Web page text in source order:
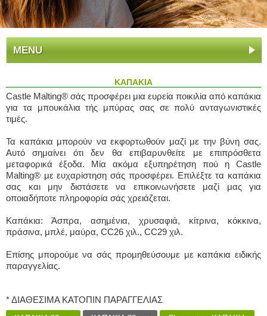
MENU
ΚΑΠΑΚΙΑ
Castle Malting® σάς προσφέρει μια ευρεία ποικιλία από καπάκια
για τα μπουκάλια τής μπύρας σας σε πολύ ανταγωνιστικές
τιμές.
Τα καπάκια μπορούν να εκφορτωθούν μαζί με την βύνη σας.
Αυτό σημαίνει ότι δεν θα επιβαρυνθείτε με επιπρόσθετα
μεταφορικά έξοδα. Μία ακόμα εξυπηρέτηση πού η Castle
Malting® με ευχαρίστηση σάς προσφέρει. Επιλέξτε τα καπάκια
σας και μην διστάσετε να επικοινωνήσετε μαζί μας για
οποιαδήποτε πληροφορία σάς χρειάζεται.
Καπάκια: Άσπρα, ασημένια, χρυσαφιά, κίτρινα, κόκκινα,
πράσινα, μπλέ, μαύρα, CC26 χιλ., CC29 χιλ.
Επίσης μπορούμε να σάς προμηθεύσουμε με καπάκια ειδικής
παραγγελίας.
* ΔΙΑΘΕΣΙΜΑ ΚΑΤΟΠΙΝ ΠΑΡΑΓΓΕΛΙΑΣ